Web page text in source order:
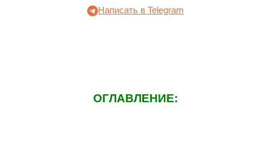
Написать в Telegram
ОГЛАВЛЕНИЕ: